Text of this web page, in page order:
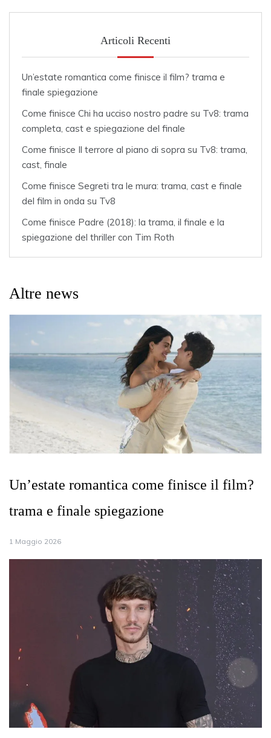
Articoli Recenti
Un’estate romantica come finisce il film? trama e
finale spiegazione
Come finisce Chi ha ucciso nostro padre su Tv8: trama
completa, cast e spiegazione del finale
Come finisce Il terrore al piano di sopra su Tv8: trama,
cast, finale
Come finisce Segreti tra le mura: trama, cast e finale
del film in onda su Tv8
Come finisce Padre (2018): la trama, il finale e la
spiegazione del thriller con Tim Roth
Altre news
Un’estate romantica come finisce il film?
trama e finale spiegazione
1 Maggio 2026